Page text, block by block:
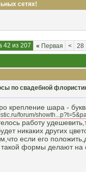
сетях!
42 из 207 « Первая < 28
по свадебной
крепление шара -
forum/
работу
никаких других
если его
такой формы делают